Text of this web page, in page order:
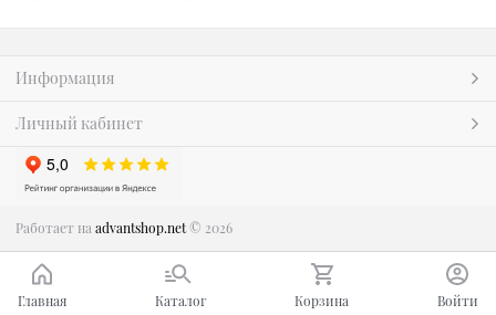
Информация
Личный кабинет
Работает на advantshop.net© 2026
Главная Каталог Корзина Войти